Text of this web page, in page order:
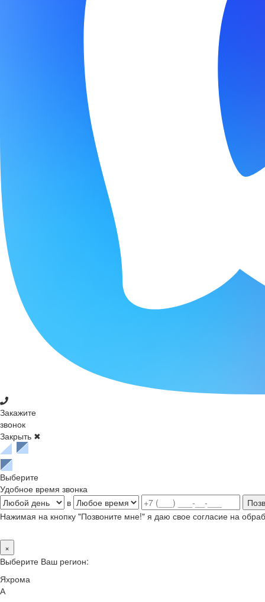
Закажите
звонок
Закрыть ✖
Выберите
Удобное время звонка
в
Нажимая на кнопку "Позвоните мне!" я даю свое согласие на
×
Выберите Ваш регион:
Яхрома
А